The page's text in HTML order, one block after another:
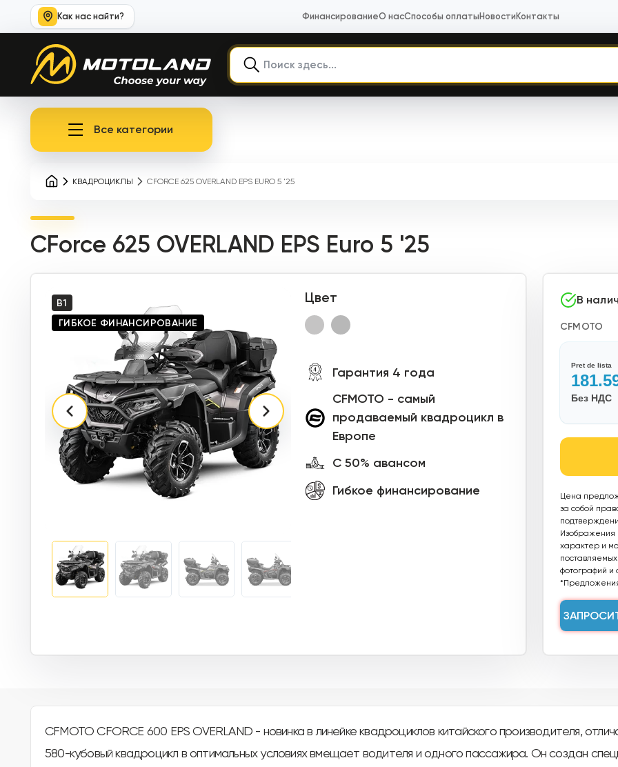
Как нас найти? ФинансированиеО насСпособы оплаты Новости Контакты
Все категории
КВАДРОЦИКЛЫ CFORCE 625 OVERLAND EPS EURO 5 '25
CForce 625 OVERLAND EPS Euro 5 '25
B1
ГИБКОЕ ФИНАНСИРОВАНИЕ
Цвет
Гарантия 4 года
CFMOTO - самый
продаваемый квадроцикл в
Европе
С 50% авансом
Гибкое финансирование
В
CFMOTO
Pret de lista
Без НДС
Цена
за собой
Изображения
характер и
фотографий и
CFMOTO CFORCE 600 EPS OVERLAND - новинка в линейке квадроциклов китайского производителя,
580-кубовый квадроцикл в оптимальных условиях вмещает водителя и одного пассажира. Он создан